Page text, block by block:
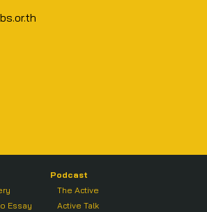
Essay
Podcast
The Active
Active Talk